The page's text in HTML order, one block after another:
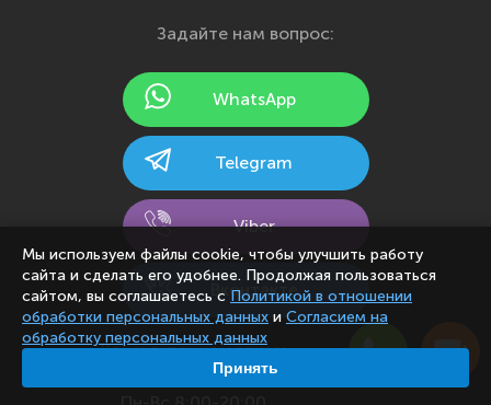
Йошкар-Ола
Калининград
Кемерово
Кострома
Краснодар
Красноярск
Задайте нам вопрос:
WhatsApp
Telegram
Viber
Вконтакте
Консультация и заказ:
Мы используем файлы cookie, чтобы улучшить работу
сайта и сделать его удобнее. Продолжая пользоваться
сайтом, вы соглашаетесь с Политикой в отношении
обработки персональных данных и Согласием на
обработку персональных данных
Принять